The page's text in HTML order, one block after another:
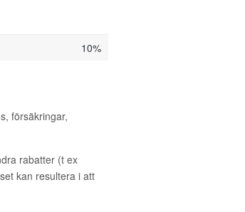
10%
försäkringar,
rabatter (t ex
kan resultera i att